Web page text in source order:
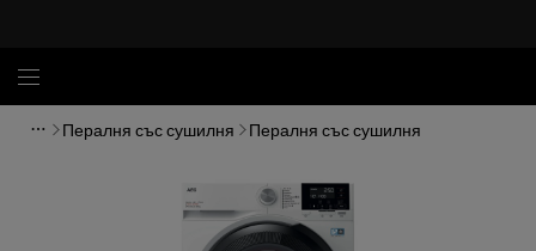
Пералня със сушилня Пералня със сушилня